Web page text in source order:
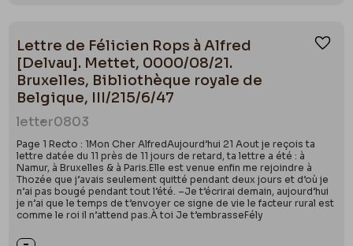
Lettre de Félicien Rops à Alfred
[Delvau]. Mettet, 0000/08/21.
Bruxelles, Bibliothèque royale de
Belgique, III/215/6/47
letter0803
Page 1 Recto : 1Mon Cher AlfredAujourd’hui 21 Aout je reçois ta
lettre datée du 11 près de 11 jours de retard, ta lettre a été : à
Namur, à Bruxelles & à Paris.Elle est venue enfin me rejoindre à
Thozée que j’avais seulement quitté pendant deux jours et d’où je
n’ai pas bougé pendant tout l’été. –Je t’écrirai demain, aujourd’hui
je n’ai que le temps de t’envoyer ce signe de vie le facteur rural est
comme le roi il n’attend pas.À toi Je t’embrasseFély